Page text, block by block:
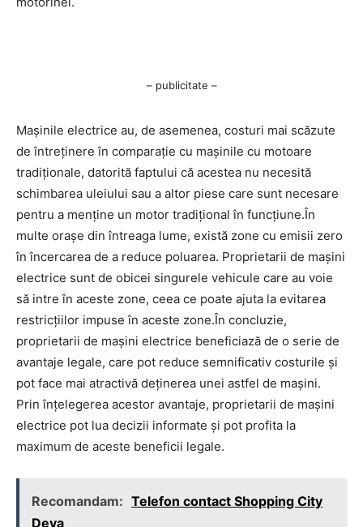
– publicitate –
Mașinile electrice au, de asemenea, costuri mai scăzute
de întreținere în comparație cu mașinile cu motoare
tradiționale, datorită faptului că acestea nu necesită
schimbarea uleiului sau a altor piese care sunt necesare
pentru a menține un motor tradițional în funcțiune.În
multe orașe din întreaga lume, există zone cu emisii zero
în încercarea de a reduce poluarea. Proprietarii de mașini
electrice sunt de obicei singurele vehicule care au voie
să intre în aceste zone, ceea ce poate ajuta la evitarea
restricțiilor impuse în aceste zone.În concluzie,
proprietarii de mașini electrice beneficiază de o serie de
avantaje legale, care pot reduce semnificativ costurile și
pot face mai atractivă deținerea unei astfel de mașini.
Prin înțelegerea acestor avantaje, proprietarii de mașini
electrice pot lua decizii informate și pot profita la
maximum de aceste beneficii legale.
Recomandam: Telefon contact Shopping City
Deva